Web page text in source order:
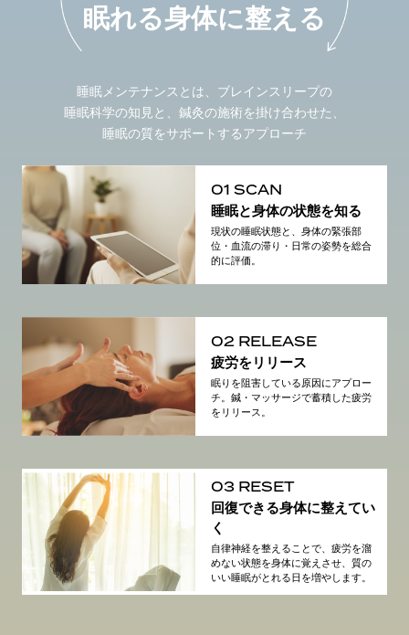
眠れる身体に整える
睡眠メンテナンスとは、ブレインスリープの
睡眠科学の知見と、鍼灸の施術を掛け合わせた、
睡眠の質をサポートするアプローチ
01 SCAN
睡眠と身体の状態を知る
現状の睡眠状態と、身体の緊張部
位・血流の滞り・日常の姿勢を総合
的に評価。
02 RELEASE
疲労をリリース
眠りを阻害している原因にアプロー
チ。鍼・マッサージで蓄積した疲労
をリリース。
03 RESET
回復できる身体に整えてい
く
自律神経を整えることで、疲労を溜
めない状態を身体に覚えさせ、質の
いい睡眠がとれる日を増やします。